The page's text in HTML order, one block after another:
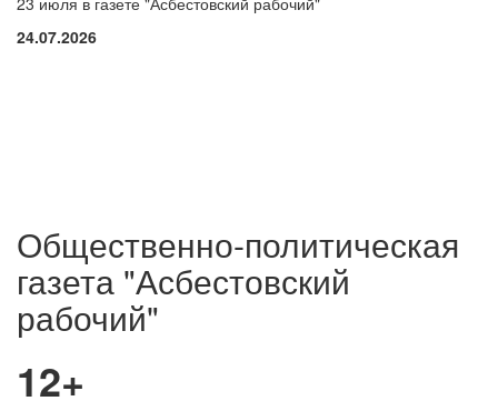
24.07.2026
Общественно-политическая
газета "Асбестовский
рабочий"
12+